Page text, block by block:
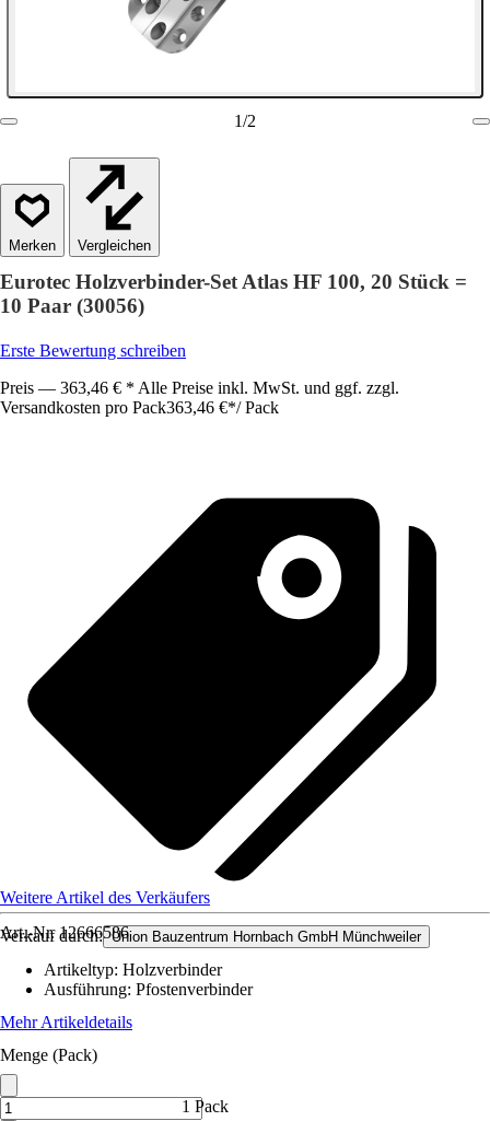
1/2
Vergleichen
Eurotec Holzverbinder-Set Atlas HF 100, 20 Stück =
10 Paar (30056)
Erste Bewertung schreiben
Preis — 363,46 € * Alle Preise inkl. MwSt. und ggf. zzgl.
Versandkosten pro Pack363,46 €*/ Pack
Verkauf durch: Union Bauzentrum Hornbach GmbH Münchweiler
Weitere Artikel des Verkäufers
Art.-Nr. 12666586
Artikeltyp: Holzverbinder
Ausführung: Pfostenverbinder
Mehr Artikeldetails
Menge (Pack)
1 Pack